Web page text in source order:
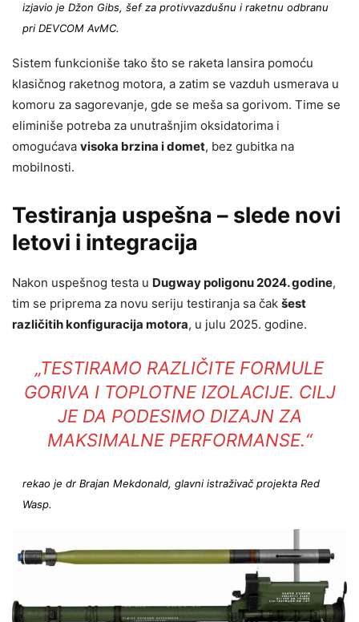
izjavio je Džon Gibs, šef za protivvazdušnu i raketnu odbranu
pri DEVCOM AvMC.
Sistem funkcioniše tako što se raketa lansira pomoću
klasičnog raketnog motora, a zatim se vazduh usmerava u
komoru za sagorevanje, gde se meša sa gorivom. Time se
eliminiše potreba za unutrašnjim oksidatorima i
omogućava visoka brzina i domet, bez gubitka na
mobilnosti.
Testiranja uspešna – slede novi
letovi i integracija
Nakon uspešnog testa u Dugway poligonu 2024. godine,
tim se priprema za novu seriju testiranja sa čak šest
različitih konfiguracija motora, u julu 2025. godine.
„TESTIRAMO RAZLIČITE FORMULE
GORIVA I TOPLOTNE IZOLACIJE. CILJ
JE DA PODESIMO DIZAJN ZA
MAKSIMALNE PERFORMANSE.“
rekao je dr Brajan Mekdonald, glavni istraživač projekta Red
Wasp.